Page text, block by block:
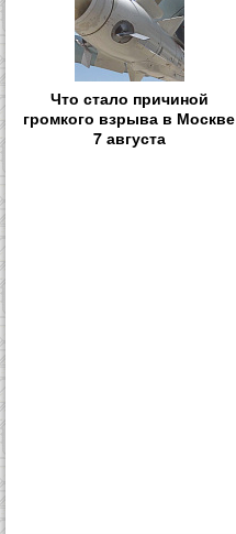
Что стало причиной
громкого взрыва в Москве
7 августа